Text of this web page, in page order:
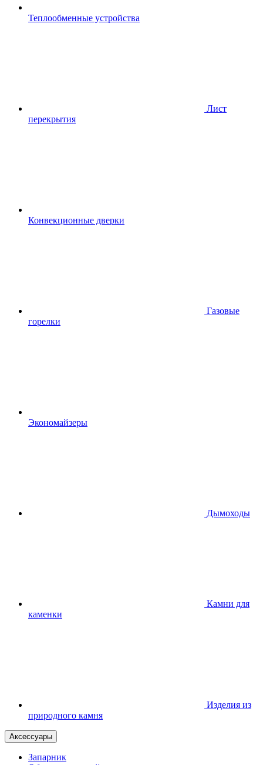
Теплообменные устройства
Лист
перекрытия
Конвекционные дверки
Газовые
горелки
Экономайзеры
Дымоходы
Камни для
каменки
Изделия из
природного камня
Аксессуары
Запарник